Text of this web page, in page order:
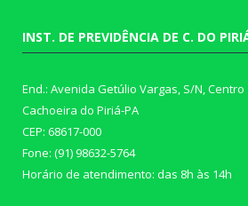
INST. DE PREVIDÊNCIA DE C. DO
End.: Avenida Getúlio Vargas, S/N, Centro
Cachoeira do Piriá-PA
CEP: 68617-000
Fone: (91) 98632-5764
Horário de atendimento: das 8h às 14h